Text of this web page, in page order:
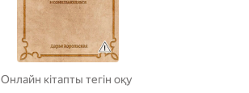
Онлайн кітапты тегін оқу